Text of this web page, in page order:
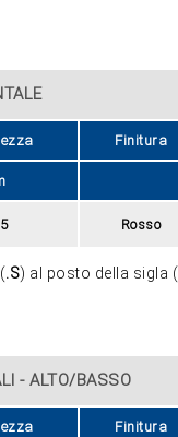
Finitura
Rosso
.S) al posto della sigla (
- ALTO/BASSO
Finitura